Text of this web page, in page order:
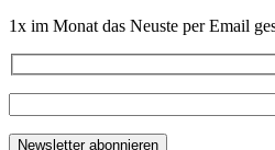
1x im Monat das Neuste per Email